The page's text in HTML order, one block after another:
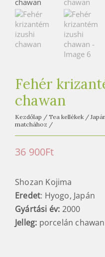
t
e
a
z
Fehér
chawan
Kezdőlap / Tea kellékek /
matchához /
36 900Ft
Shozan Kojima
Eredet: Hyogo, Japán
Gyártási év: 2000
Jelleg: porcelán